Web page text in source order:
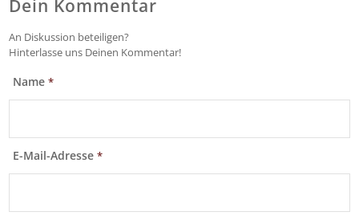
Dein Kommentar
An Diskussion beteiligen?
Hinterlasse uns Deinen Kommentar!
Name*
E-Mail-Adresse*